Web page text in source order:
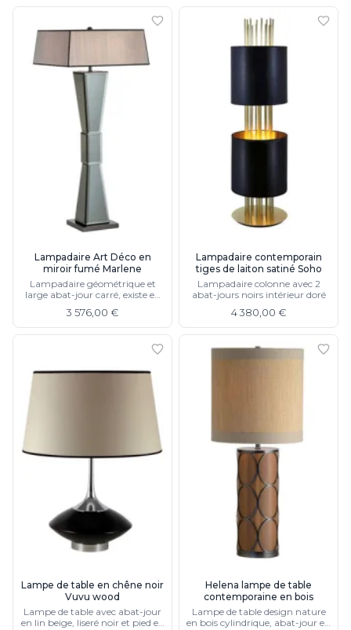
Lampadaire Art Déco en
miroir fumé Marlene
Lampadaire géométrique et
large abat-jour carré, existe en
3 576,00 €
Lampadaire contemporain
tiges de laiton satiné Soho
Lampadaire colonne avec 2
abat-jours noirs intérieur doré
4 380,00 €
Lampe de table en chêne noir
Vuvu wood
Lampe de table avec abat-jour
en lin beige, liseré noir et pied en
Helena lampe de table
contemporaine en bois
Lampe de table design nature
en bois cylindrique, abat-jour en